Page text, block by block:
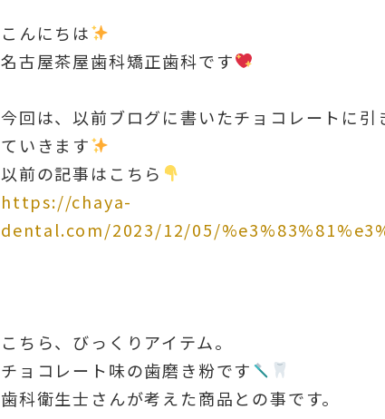
こんにちは
名古屋茶屋歯科矯正歯科です
今回は、以前ブログに書いたチョコレートに
ていきます
以前の記事はこちら
https://chaya-
dental.com/2023/12/05/
こちら、びっくりアイテム。
チョコレート味の歯磨き粉です
歯科衛生士さんが考えた商品との事です。